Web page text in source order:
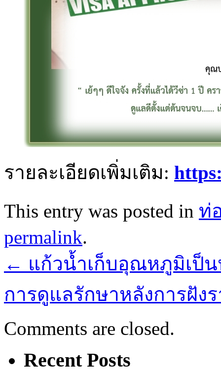
รายละเอียดเพิ่มเติม:
This entry was posted in ท่
permalink.
← แก้วน้ำเก็บอุณหภูมิเป็
การดูแลรักษาหลังการฝัง
Comments are closed.
Recent Posts